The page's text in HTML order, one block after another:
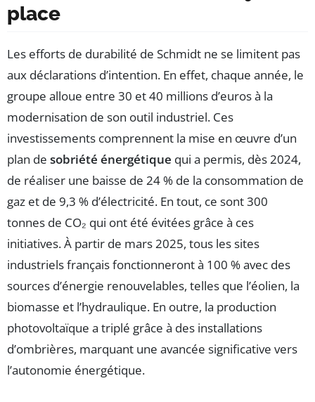
place
Les efforts de durabilité de Schmidt ne se limitent pas
aux déclarations d’intention. En effet, chaque année, le
groupe alloue entre 30 et 40 millions d’euros à la
modernisation de son outil industriel. Ces
investissements comprennent la mise en œuvre d’un
plan de sobriété énergétique qui a permis, dès 2024,
de réaliser une baisse de 24 % de la consommation de
gaz et de 9,3 % d’électricité. En tout, ce sont 300
tonnes de CO₂ qui ont été évitées grâce à ces
initiatives. À partir de mars 2025, tous les sites
industriels français fonctionneront à 100 % avec des
sources d’énergie renouvelables, telles que l’éolien, la
biomasse et l’hydraulique. En outre, la production
photovoltaïque a triplé grâce à des installations
d’ombrières, marquant une avancée significative vers
l’autonomie énergétique.